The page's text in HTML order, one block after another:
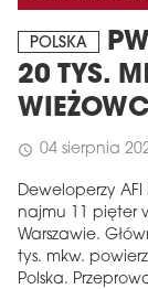
POLSKA
20 TYS.
schedule 04 sierpnia
Deweloperzy
najmu 11 pięter
Warszawie.
tys. mkw.
Polska.